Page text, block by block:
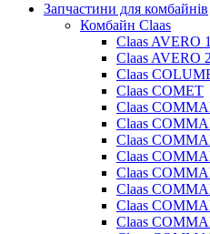
Запчастини для комбайнів
Комбайн Claas
Claas AVERO
Claas AVERO
Claas
Claas COMET
Claas
Claas
Claas
Claas
Claas
Claas
Claas
Claas